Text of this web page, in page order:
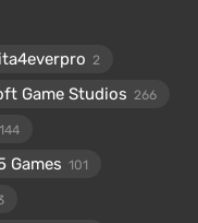
2
Game Studios 266
144
Games 101